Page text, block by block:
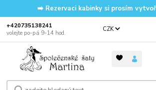
➡️ Rezervaci kabinky si prosím
CZK
‭+420735138241
volejte po-pá 9-14 hod.